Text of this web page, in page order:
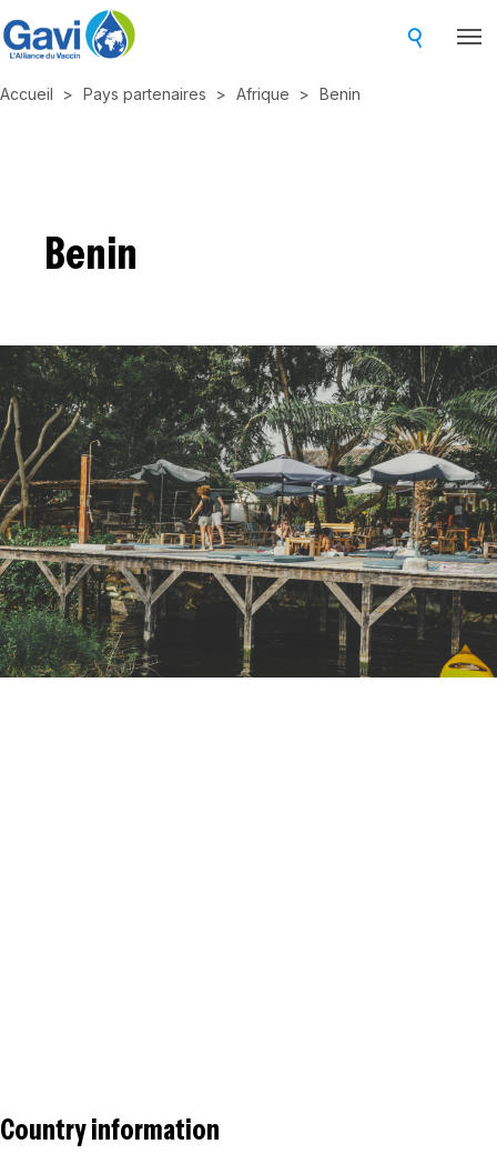
Skip
to
content
Accueil Pays partenaires Afrique Benin
Benin
Country information